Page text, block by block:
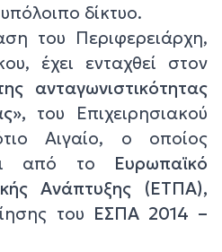
δίκτυο.
του Περιφερειάρχη,
έχει ενταχθεί στον
ανταγωνιστικότητας
του Επιχειρησιακού
Αιγαίο, ο οποίος
από το Ευρωπαϊκό
Ανάπτυξης (ΕΤΠΑ),
του ΕΣΠΑ 2014 –